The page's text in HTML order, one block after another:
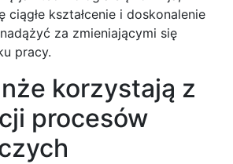
ciągłe kształcenie i doskonalenie
za zmieniającymi się
pracy.
korzystają z
procesów